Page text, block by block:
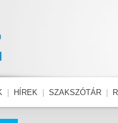
HÍREK SZAKSZÓTÁR